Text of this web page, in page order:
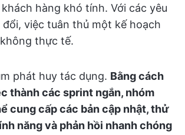
hàng khó tính. Với các yêu
đổi, việc tuân thủ một kế hoạch
thực tế.
phát huy tác dụng. Bằng cách
thành các sprint ngắn, nhóm
cung cấp các bản cập nhật, thử
năng và phản hồi nhanh chóng